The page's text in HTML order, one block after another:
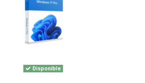
Disponible